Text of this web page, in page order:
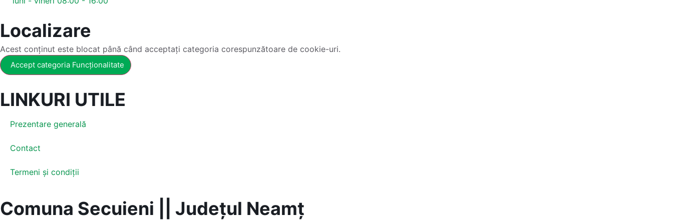
Localizare
Acest conținut este blocat până când acceptați categoria corespunzătoare de cookie-uri.
Accept categoria Funcționalitate
LINKURI UTILE
Prezentare generală
Contact
Termeni și condiții
Comuna Secuieni || Județul Neamț